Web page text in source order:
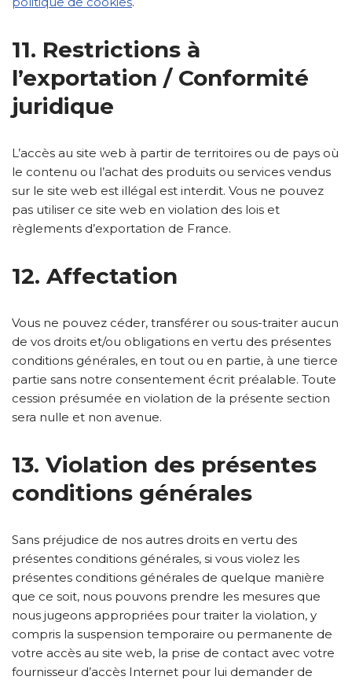
11. Restrictions à
l’exportation / Conformité
juridique
L’accès au site web à partir de territoires ou de pays où
le contenu ou l’achat des produits ou services vendus
sur le site web est illégal est interdit. Vous ne pouvez
pas utiliser ce site web en violation des lois et
règlements d’exportation de France.
12. Affectation
Vous ne pouvez céder, transférer ou sous-traiter aucun
de vos droits et/ou obligations en vertu des présentes
conditions générales, en tout ou en partie, à une tierce
partie sans notre consentement écrit préalable. Toute
cession présumée en violation de la présente section
sera nulle et non avenue.
13. Violation des présentes
conditions générales
Sans préjudice de nos autres droits en vertu des
présentes conditions générales, si vous violez les
présentes conditions générales de quelque manière
que ce soit, nous pouvons prendre les mesures que
nous jugeons appropriées pour traiter la violation, y
compris la suspension temporaire ou permanente de
votre accès au site web, la prise de contact avec votre
fournisseur d’accès Internet pour lui demander de